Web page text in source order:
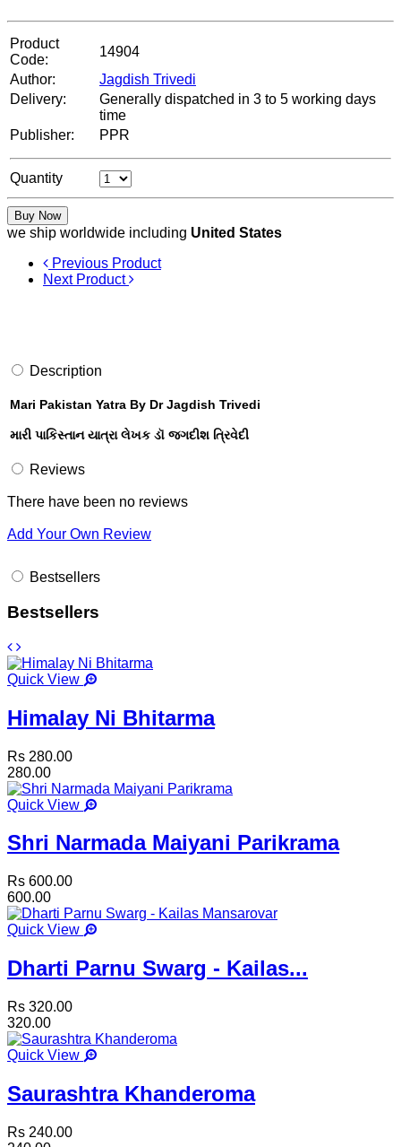
Product
Code:
14904
Author:
Jagdish Trivedi
Delivery:
Generally dispatched in 3 to 5 working days
time
Publisher:
PPR
Quantity
Buy Now
we ship worldwide including United States
Previous Product
Next Product
Description
Mari Pakistan Yatra By Dr Jagdish Trivedi
મારી પાકિસ્તાન યાત્રા લેખક ડૉ જગદીશ ત્રિવેદી
Reviews
There have been no reviews
Add Your Own Review
Bestsellers
Bestsellers
Quick View
Himalay Ni Bhitarma
Rs 280.00
280.00
Quick View
Shri Narmada Maiyani Parikrama
Rs 600.00
600.00
Quick View
Dharti Parnu Swarg - Kailas...
Rs 320.00
320.00
Quick View
Saurashtra Khanderoma
Rs 240.00